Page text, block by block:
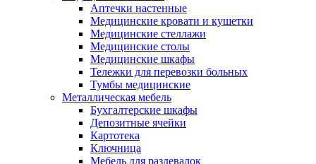
Аптечки настенные
Медицинские кровати и кушетки
Медицинские стеллажи
Медицинские столы
Медицинские шкафы
Тележки для перевозки больных
Тумбы медицинские
Металлическая мебель
Бухгалтерские шкафы
Депозитные ячейки
Картотека
Ключница
Мебель для раздевалок